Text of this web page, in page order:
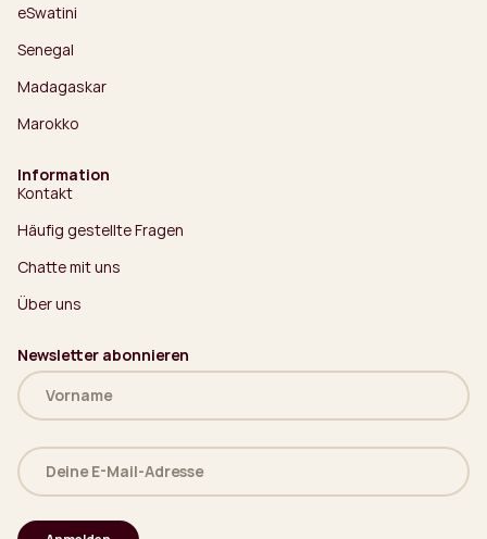
eSwatini
Senegal
Madagaskar
Marokko
Information
Kontakt
Häufig gestellte Fragen
Chatte mit uns
Über uns
Newsletter abonnieren
Name
(erforderlich)
Deine
E-
Mail-
(erforderlich)